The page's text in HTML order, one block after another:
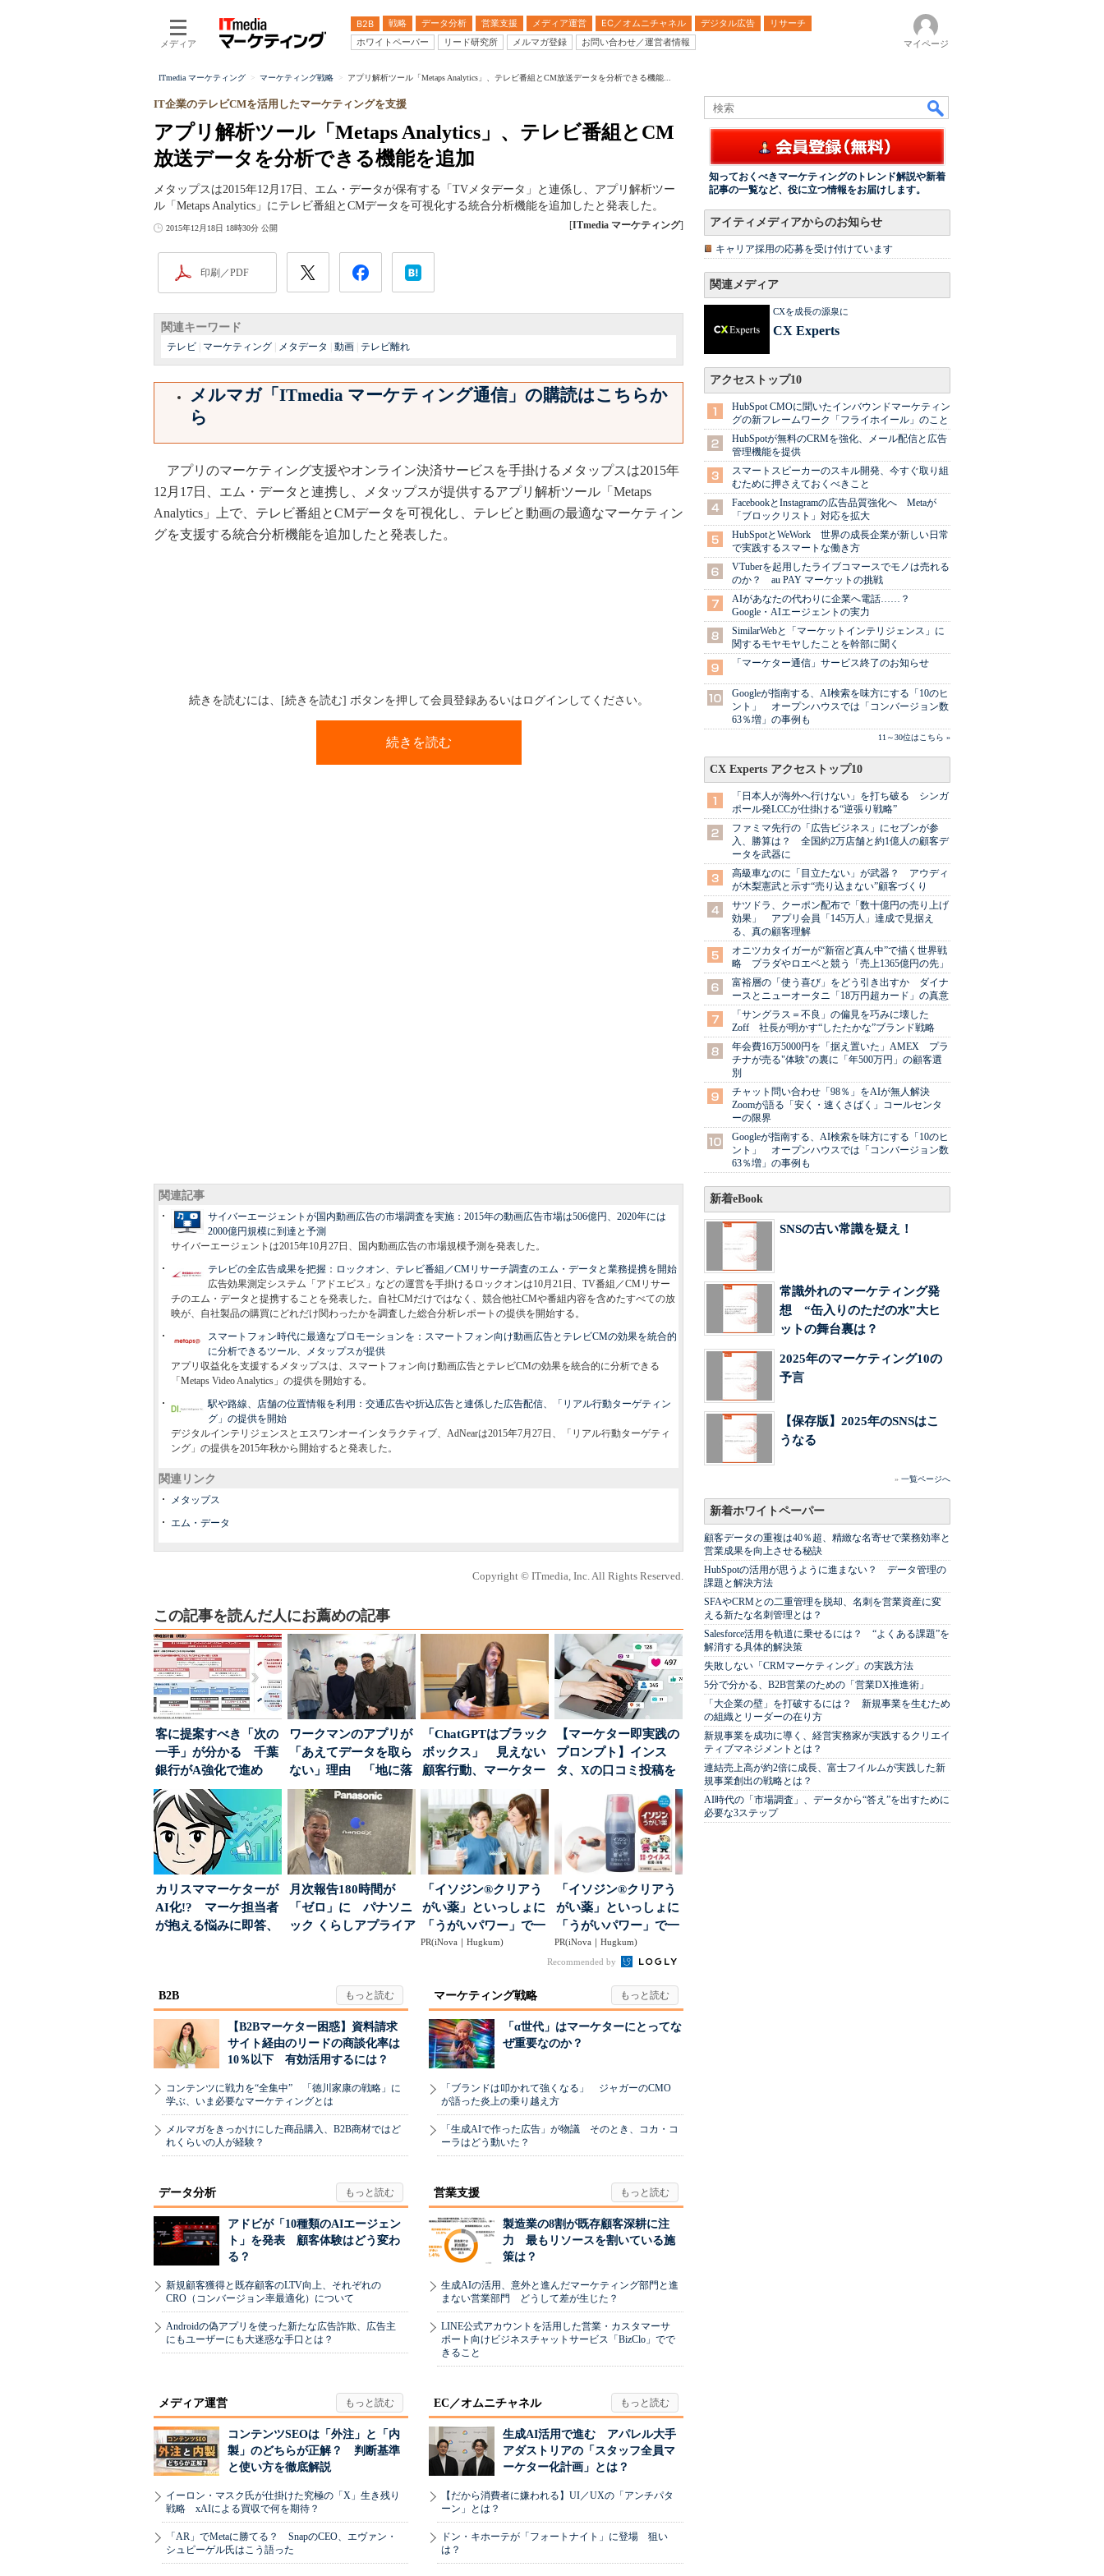
メディア
B2B 戦略 データ分析 営業支援 メディア運営 EC／オムニチャネル デジタル広告
リサーチ
ホワイトペーパー
リード研究所 メルマガ登録 お問い合わせ／運営者情報 マイページ
ITmedia マーケティング マーケティング戦略 アプリ解析ツール「Metaps Analytics」、テレビ番組とCM放送データを分析できる機能...
アプリ解析ツール「Metaps Analytics」、テレビ番組とCM
放送データを分析できる機能を追加
IT企業のテレビCMを活用したマーケティングを支援
メタップスは2015年12月17日、エム・データが保有する「TVメタデータ」と連係し、アプリ解析ツー
ル「Metaps Analytics」にテレビ番組とCMデータを可視化する統合分析機能を追加したと発表した。
2015年12月18日 18時30分 公開 [ITmedia マーケティング]
印刷／PDF
関連キーワード
テレビ マーケティング メタデータ 動画 テレビ離れ
メルマガ「ITmedia マーケティング通信」の購読はこちらか
ら
アプリのマーケティング支援やオンライン決済サービスを手掛けるメタップスは2015年
12月17日、エム・データと連携し、メタップスが提供するアプリ解析ツール「Metaps
Analytics」上で、テレビ番組とCMデータを可視化し、テレビと動画の最適なマーケティン
グを支援する統合分析機能を追加したと発表した。
続きを読むには、[続きを読む] ボタンを押して会員登録あるいはログインしてください。
続きを読む
関連記事
サイバーエージェントが国内動画広告の市場調査を実施：2015年の動画広告市場は506億円、2020年には
2000億円規模に到達と予測
サイバーエージェントは2015年10月27日、国内動画広告の市場規模予測を発表した。
テレビの全広告成果を把握：ロックオン、テレビ番組／CMリサーチ調査のエム・データと業務提携を開始
広告効果測定システム「アドエビス」などの運営を手掛けるロックオンは10月21日、TV番組／CMリサー
チのエム・データと提携することを発表した。自社CMだけではなく、競合他社CMや番組内容を含めたすべての放
映が、自社製品の購買にどれだけ関わったかを調査した総合分析レポートの提供を開始する。
スマートフォン時代に最適なプロモーションを：スマートフォン向け動画広告とテレビCMの効果を統合的
に分析できるツール、メタップスが提供
アプリ収益化を支援するメタップスは、スマートフォン向け動画広告とテレビCMの効果を統合的に分析できる
「Metaps Video Analytics」の提供を開始する。
駅や路線、店舗の位置情報を利用：交通広告や折込広告と連係した広告配信、「リアル行動ターゲティン
グ」の提供を開始
デジタルインテリジェンスとエスワンオーインタラクティブ、AdNearは2015年7月27日、「リアル行動ターゲティ
ング」の提供を2015年秋から開始すると発表した。
関連リンク
メタップス
エム・データ
Copyright © ITmedia, Inc. All Rights Reserved.
この記事を読んだ人にお薦めの記事
客に提案すべき「次の
一手」が分かる 千葉
銀行がA強化で進め
る“One to On...
ワークマンのアプリが
「あえてデータを取ら
ない」理由 「地に落
ちた顧客満足度」を
引...
「ChatGPTはブラック
ボックス」 見えない
顧客行動、マーケター
に残された打ち...
【マーケター即実践の
プロンプト】インス
タ、Xの口コミ投稿を
分析→戦略立案に生か
カリスママーケターが
AI化!? マーケ担当者
が抱える悩みに即答、
月次報告180時間が
「ゼロ」に パナソニ
ック くらしアプライア
「イソジン®クリアう
がい薬」といっしょに
「うがいパワー」で一
年中！ 健やか
PR(iNova｜Hugkum)
「イソジン®クリアう
がい薬」といっしょに
「うがいパワー」で一
年中！ 健やか
PR(iNova｜Hugkum)
Recommended by
B2B
【B2Bマーケター困惑】資料請求
サイト経由のリードの商談化率は
10％以下 有効活用するには？
コンテンツに戦力を“全集中” 「徳川家康の戦略」に
学ぶ、いま必要なマーケティングとは
メルマガをきっかけにした商品購入、B2B商材ではど
れくらいの人が経験？
マーケティング戦略
「α世代」はマーケターにとってな
ぜ重要なのか？
「ブランドは叩かれて強くなる」 ジャガーのCMO
が語った炎上の乗り越え方
「生成AIで作った広告」が物議 そのとき、コカ・コ
ーラはどう動いた？
データ分析
アドビが「10種類のAIエージェン
ト」を発表 顧客体験はどう変わ
る？
新規顧客獲得と既存顧客のLTV向上、それぞれの
CRO（コンバージョン率最適化）について
Androidの偽アプリを使った新たな広告詐欺、広告主
にもユーザーにも大迷惑な手口とは？
営業支援
製造業の8割が既存顧客深耕に注
力 最もリソースを割いている施
策は？
生成AIの活用、意外と進んだマーケティング部門と進
まない営業部門 どうして差が生じた？
LINE公式アカウントを活用した営業・カスタマーサ
ポート向けビジネスチャットサービス「BizClo」でで
きること
メディア運営
コンテンツSEOは「外注」と「内
製」のどちらが正解？ 判断基準
と使い方を徹底解説
イーロン・マスク氏が仕掛けた究極の「X」生き残り
戦略 xAIによる買収で何を期待？
「AR」でMetaに勝てる？ SnapのCEO、エヴァン・
シュピーゲル氏はこう語った
EC／オムニチャネル
生成AI活用で進む アパレル大手
アダストリアの「スタッフ全員マ
ーケター化計画」とは？
【だから消費者に嫌われる】UI／UXの「アンチパタ
ーン」とは？
ドン・キホーテが「フォートナイト」に登場 狙い
は？
知っておくべきマーケティングのトレンド解説や新着
記事の一覧など、役に立つ情報をお届けします。
アイティメディアからのお知らせ
キャリア採用の応募を受け付けています
関連メディア
CXを成長の源泉に
CX Experts
アクセストップ10
HubSpot CMOに聞いたインバウンドマーケティン
グの新フレームワーク「フライホイール」のこと
HubSpotが無料のCRMを強化、メール配信と広告
管理機能を提供
スマートスピーカーのスキル開発、今すぐ取り組
むために押さえておくべきこと
FacebookとInstagramの広告品質強化へ Metaが
「ブロックリスト」対応を拡大
HubSpotとWeWork 世界の成長企業が新しい日常
で実践するスマートな働き方
VTuberを起用したライブコマースでモノは売れる
のか？ au PAY マーケットの挑戦
AIがあなたの代わりに企業へ電話……？
Google・AIエージェントの実力
SimilarWebと「マーケットインテリジェンス」に
関するモヤモヤしたことを幹部に聞く
「マーケター通信」サービス終了のお知らせ
Googleが指南する、AI検索を味方にする「10のヒ
ント」 オープンハウスでは「コンバージョン数
63％増」の事例も
11～30位はこちら »
CX Experts アクセストップ10
「日本人が海外へ行けない」を打ち破る シンガ
ポール発LCCが仕掛ける“逆張り戦略”
ファミマ先行の「広告ビジネス」にセブンが参
入、勝算は？ 全国約2万店舗と約1億人の顧客デ
ータを武器に
高級車なのに「目立たない」が武器？ アウディ
が木梨憲武と示す“売り込まない”顧客づくり
サツドラ、クーポン配布で「数十億円の売り上げ
効果」 アプリ会員「145万人」達成で見据え
る、真の顧客理解
オニツカタイガーが“新宿ど真ん中”で描く世界戦
略 プラダやロエベと競う「売上1365億円の先」
富裕層の「使う喜び」をどう引き出すか ダイナ
ースとニューオータニ「18万円超カード」の真意
「サングラス＝不良」の偏見を巧みに壊した
Zoff 社長が明かす“したたかな”ブランド戦略
年会費16万5000円を「据え置いた」AMEX プラ
チナが売る"体験"の裏に「年500万円」の顧客選
別
チャット問い合わせ「98％」をAIが無人解決
Zoomが語る「安く・速くさばく」コールセンタ
ーの限界
Googleが指南する、AI検索を味方にする「10のヒ
ント」 オープンハウスでは「コンバージョン数
63％増」の事例も
新着eBook
SNSの古い常識を疑え！
常識外れのマーケティング発
想 “缶入りのただの水”大ヒ
ットの舞台裏は？
2025年のマーケティング10の
予言
【保存版】2025年のSNSはこ
うなる
» 一覧ページへ
新着ホワイトペーパー
顧客データの重複は40％超、精緻な名寄せで業務効率と
営業成果を向上させる秘訣
HubSpotの活用が思うように進まない？ データ管理の
課題と解決方法
SFAやCRMとの二重管理を脱却、名刺を営業資産に変
える新たな名刺管理とは？
Salesforce活用を軌道に乗せるには？ “よくある課題”を
解消する具体的解決策
失敗しない「CRMマーケティング」の実践方法
5分で分かる、B2B営業のための「営業DX推進術」
「大企業の壁」を打破するには？ 新規事業を生むため
の組織とリーダーの在り方
新規事業を成功に導く、経営実務家が実践するクリエイ
ティブマネジメントとは？
連結売上高が約2倍に成長、富士フイルムが実践した新
規事業創出の戦略とは？
AI時代の「市場調査」、データから“答え”を出すために
必要な3ステップ